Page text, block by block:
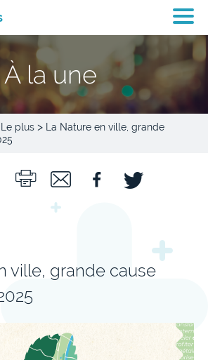
À la une
Le plus >
La Nature en ville, grande
ville, grande cause